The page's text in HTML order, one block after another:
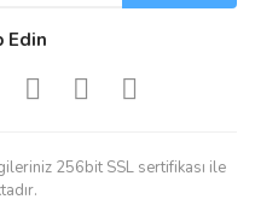
Edin
256bit SSL sertifikası ile